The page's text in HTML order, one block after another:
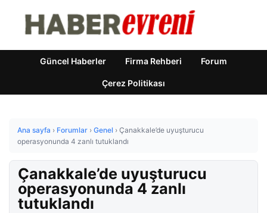
Güncel Haberler Firma Rehberi Forum
Çerez Politikası
Ana sayfa › Forumlar › Genel › Çanakkale’de uyuşturucu
operasyonunda 4 zanlı tutuklandı
Çanakkale’de uyuşturucu
operasyonunda 4 zanlı
tutuklandı